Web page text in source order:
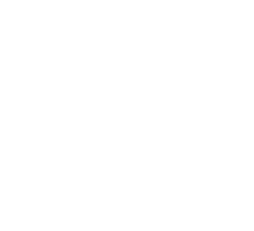
spl., komplekte sifonas,